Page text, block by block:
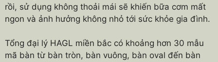
rồi, sử dụng không thoải mái sẽ khiến bữa cơm mất
ngon và ảnh hưởng không nhỏ tới sức khỏe gia đình.
Tổng đại lý HAGL miền bắc có khoảng hơn 30 mẫu
mã bàn từ bàn tròn, bàn vuông, bàn oval đến bàn